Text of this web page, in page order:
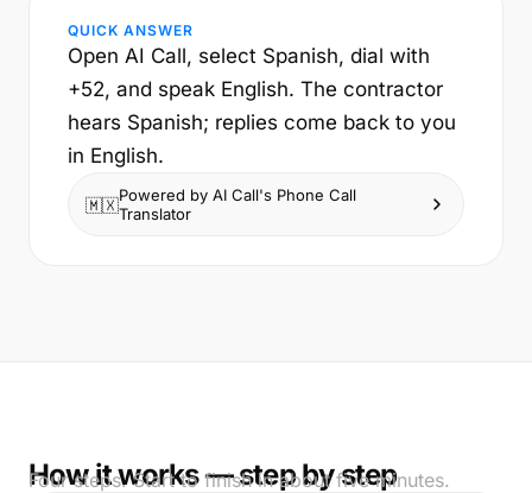
QUICK ANSWER
Open AI Call, select Spanish, dial with
+52, and speak English. The contractor
hears Spanish; replies come back to you
in English.
🇲🇽Powered by AI Call's Phone Call
Translator
How it works — step by step
Four steps. Start to finish in about five minutes.